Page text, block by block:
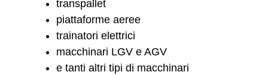
transpallet
piattaforme aeree
trainatori elettrici
macchinari LGV e AGV
e tanti altri tipi di macchinari